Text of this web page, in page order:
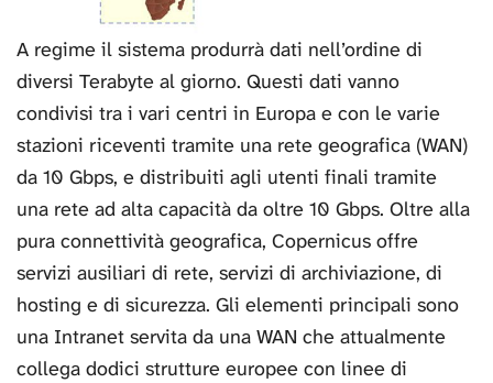
A regime il sistema produrrà dati nell’ordine di
diversi Terabyte al giorno. Questi dati vanno
condivisi tra i vari centri in Europa e con le varie
stazioni riceventi tramite una rete geografica (WAN)
da 10 Gbps, e distribuiti agli utenti finali tramite
una rete ad alta capacità da oltre 10 Gbps. Oltre alla
pura connettività geografica, Copernicus offre
servizi ausiliari di rete, servizi di archiviazione, di
hosting e di sicurezza. Gli elementi principali sono
una Intranet servita da una WAN che attualmente
collega dodici strutture europee con linee di